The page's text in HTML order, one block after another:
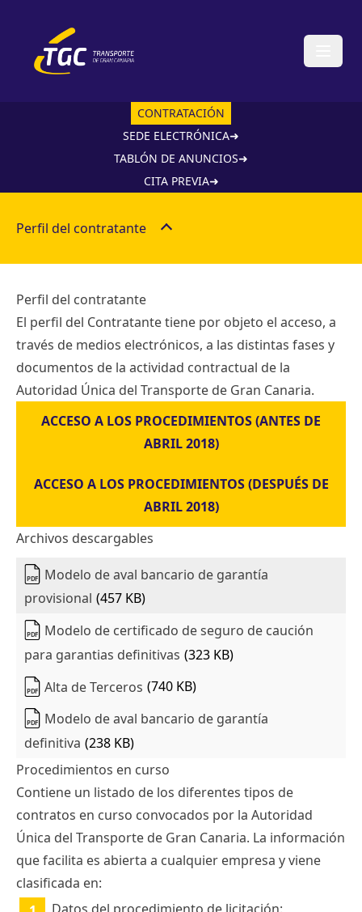
CONTRATACIÓN
SEDE ELECTRÓNICA➜
TABLÓN DE ANUNCIOS➜
CITA PREVIA➜
Perfil del contratante
Perfil del contratante
El perfil del Contratante tiene por objeto el acceso, a
través de medios electrónicos, a las distintas fases y
documentos de la actividad contractual de la
Autoridad Única del Transporte de Gran Canaria.
ACCESO A LOS PROCEDIMIENTOS (ANTES DE
ABRIL 2018)
ACCESO A LOS PROCEDIMIENTOS (DESPUÉS DE
ABRIL 2018)
Archivos descargables
PDF
Modelo de aval bancario de garantía
provisional (457 KB)
PDF
Modelo de certificado de seguro de caución
para garantias definitivas (323 KB)
PDF Alta de Terceros (740 KB)
PDF
Modelo de aval bancario de garantía
definitiva (238 KB)
Procedimientos en curso
Contiene un listado de los diferentes tipos de
contratos en curso convocados por la Autoridad
Única del Transporte de Gran Canaria. La información
que facilita es abierta a cualquier empresa y viene
clasificada en: